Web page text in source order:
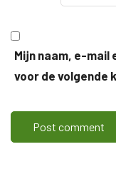
Mijn naam, e-mail
voor de volgende